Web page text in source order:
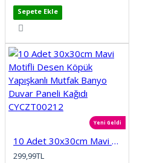
Sepete Ekle
Yeni Geldi
10 Adet 30x30cm Mavi Motifli Desen Köpük Yapışkanlı Mutfak Banyo Duvar Paneli Kağıdı CYCZT00212
299,99TL